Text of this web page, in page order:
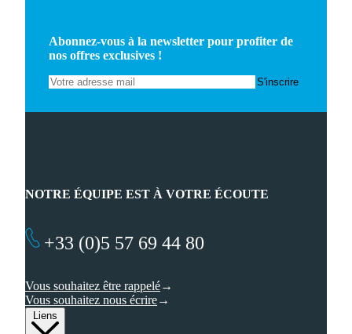
Abonnez-vous à la newsletter pour profiter de
nos offres exclusives !
Liens
NOTRE ÉQUIPE EST À VOTRE ÉCOUTE
+33 (0)5 57 69 44 80
Vous souhaitez être rappelé
Vous souhaitez nous écrire